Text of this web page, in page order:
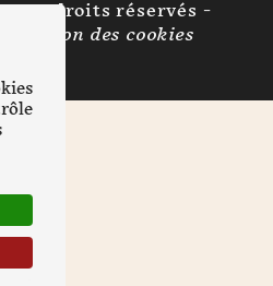
Tous droits réservés -
Gestion des cookies